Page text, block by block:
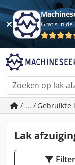
Gratis in de
/ ... / Gebruikte
Lak
Filter